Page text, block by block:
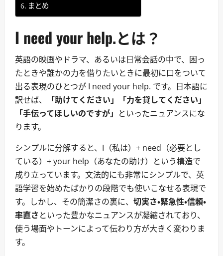
まとめ
I need your help.とは？
英語の映画やドラマ、あるいは日常会話の中で、困っ
たときや誰かの力を借りたいときに最初に口をついて
出る表現のひとつが I need your help. です。日本語に
訳せば、
「助けてください」「力を貸してください」
「手伝ってほしいのですが」 といったニュアンスにな
ります。
シンプルに分解すると、I（私は）+ need（必要とし
ている）+ your help（あなたの助け）という構造で
成り立っています。文法的にも非常にシンプルで、英
語学習を始めたばかりの段階でも使いこなせる表現で
す。しかし、その簡潔さの裏に、 切実さ・緊急性・信頼・
率直さ といった豊かなニュアンスが凝縮されており、
使う場面やトーンによって伝わり方が大きく変わりま
す。